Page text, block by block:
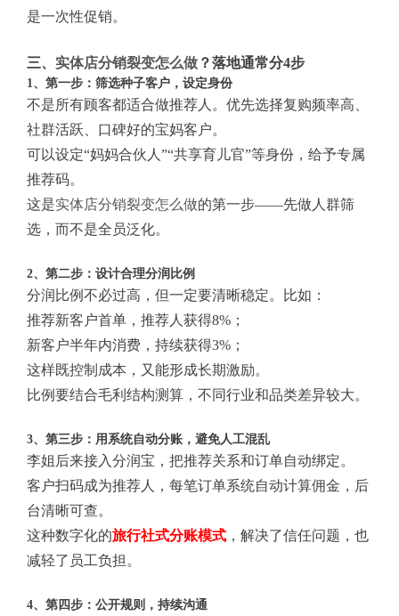
是一次性促销。
三、 实体店分销裂变怎么做 ？落地通常分4步
1、第一步：筛选种子客户，设定身份
不是所有顾客都适合做推荐人。优先选择复购频率高、
社群活跃、口碑好的宝妈客户。
可以设定“妈妈合伙人”“共享育儿官”等身份，给予专属
推荐码。
这是实体店分销裂变怎么做的第一步——先做人群筛
选，而不是全员泛化。
2、第二步：设计合理分润比例
分润比例不必过高，但一定要清晰稳定。比如：
推荐新客户首单，推荐人获得8%；
新客户半年内消费，持续获得3%；
这样既控制成本，又能形成长期激励。
比例要结合毛利结构测算，不同行业和品类差异较大。
3、第三步：用系统自动分账，避免人工混乱
李姐后来接入分润宝，把推荐关系和订单自动绑定。
客户扫码成为推荐人，每笔订单系统自动计算佣金，后
台清晰可查。
这种数字化的旅行社式分账模式 ，解决了信任问题，也
减轻了员工负担。
4、第四步：公开规则，持续沟通